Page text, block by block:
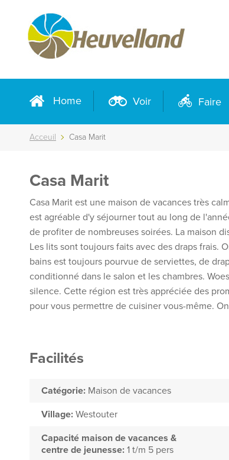
Home Voir Faire
Acceuil Casa Marit
Casa Marit
Casa Marit est une maison de vacances très
est agréable d'y séjourner tout au long de
de profiter de nombreuses soirées. La maison
Les lits sont toujours faits avec des draps frais.
bains est toujours pourvue de serviettes, de
conditionné dans le salon et les chambres.
silence. Cette région est très appréciée des
pour vous permettre de cuisiner vous-même.
Facilités
Catégorie: Maison de vacances
Village: Westouter
Capacité maison de vacances &
centre de jeunesse: 1 t/m 5 pers